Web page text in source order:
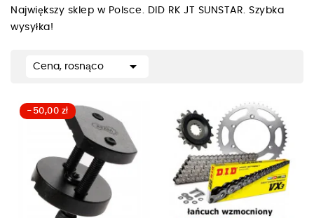
Największy sklep w Polsce. DID RK JT SUNSTAR. Szybka
wysyłka!
Cena, rosnąco 
-50,00 zł